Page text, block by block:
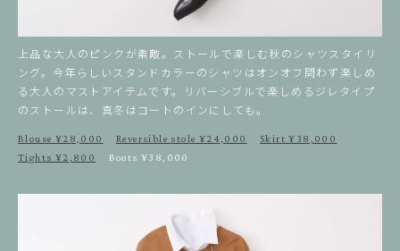
上品な大人のピンクが素敵。ストールで楽しむ秋のシャツスタイリ
ング。 今年らしいスタンドカラーのシャツはオンオフ問わず楽しめ
る大人のマストアイテムです。
リバーシブルで楽しめるジレタイプ
のストールは、真冬はコートのインにしても。
Blouse ¥28,000 Reversible stole ¥24,000
Skirt ¥38,000
Tights ¥2,800
Boots ¥38,000